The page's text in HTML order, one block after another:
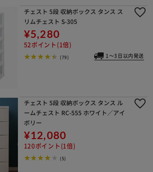
チェスト 5段 収納ボックス タンス ス
リムチェスト S-305
¥5,280
52ポイント(1倍)
(79) 1～3日以内発送
チェスト 5段 収納ボックス タンス ル
ームチェスト RC-555 ホワイト／アイ
ボリー
¥12,080
120ポイント(1倍)
(5)